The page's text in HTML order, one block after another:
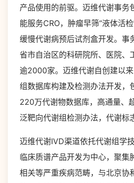
产品使用的前驱。迈维代谢事务
能服务CRO，肿瘤早筛“液体活检
缓慢代谢病预后试剂盒开发。事
省市自治区的科研院所、医院、
逾2000家。迈维代谢自创建以
组数据库构建及检测办法开发，
220万代谢物数据库，高通量、
泛靶向代谢组检测办法，代谢标
迈维代谢IVD渠道依托代谢组学
临床质谱产品开发为中心，聚集
相关等严重疾病范畴，与北京协